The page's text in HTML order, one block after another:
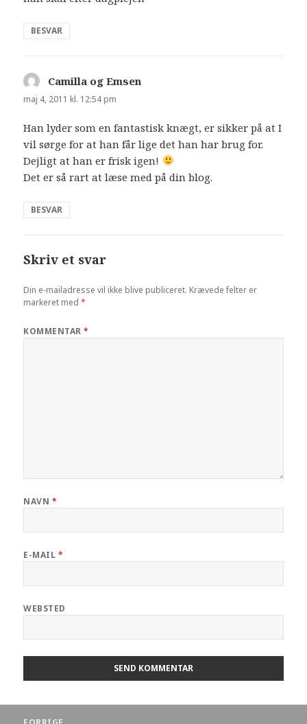
BESVAR
Camilla og Emsen
maj 4, 2011 kl. 12:54 pm
Han lyder som en fantastisk knægt, er sikker på at I
vil sørge for at han får lige det han har brug for.
Dejligt at han er frisk igen!
Det er så rart at læse med på din blog.
BESVAR
Skriv et svar
Din e-mailadresse vil ikke blive publiceret. Krævede felter er
markeret med*
KOMMENTAR*
NAVN *
E-MAIL *
WEBSTED